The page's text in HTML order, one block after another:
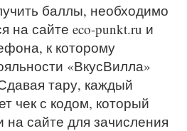
баллы, необходимо
на сайте eco-punkt.ru и
к которому
«ВкусВилла»
тару, каждый
чек с кодом, который
на сайте для зачисления